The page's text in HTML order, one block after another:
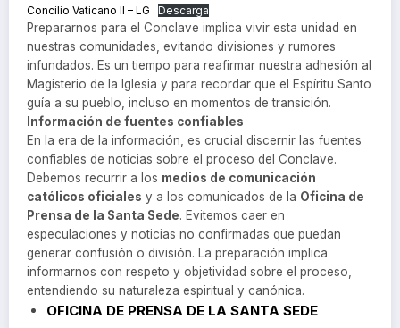
Concilio Vaticano II – LG Descarga
Prepararnos para el Conclave implica vivir esta unidad en
nuestras comunidades, evitando divisiones y rumores
infundados. Es un tiempo para reafirmar nuestra adhesión al
Magisterio de la Iglesia y para recordar que el Espíritu Santo
guía a su pueblo, incluso en momentos de transición.
Información de fuentes confiables
En la era de la información, es crucial discernir las fuentes
confiables de noticias sobre el proceso del Conclave.
Debemos recurrir a los medios de comunicación
católicos oficiales y a los comunicados de la Oficina de
Prensa de la Santa Sede. Evitemos caer en
especulaciones y noticias no confirmadas que puedan
generar confusión o división. La preparación implica
informarnos con respeto y objetividad sobre el proceso,
entendiendo su naturaleza espiritual y canónica.
OFICINA DE PRENSA DE LA SANTA SEDE